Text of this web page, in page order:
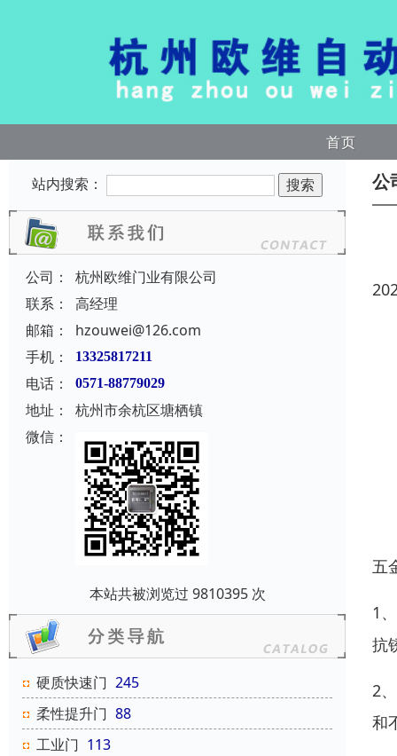
首页
站内搜索：
公司：
杭州欧维门业有限公司
联系：
高经理
邮箱：
hzouwei@126.com
手机：
13325817211
电话： 0571-88779029
地址：
杭州市余杭区塘栖镇
微信：
本站共被浏览过 9810395 次
硬质快速门 245
柔性提升门 88
工业门 113
公
五
1
抗
2
和